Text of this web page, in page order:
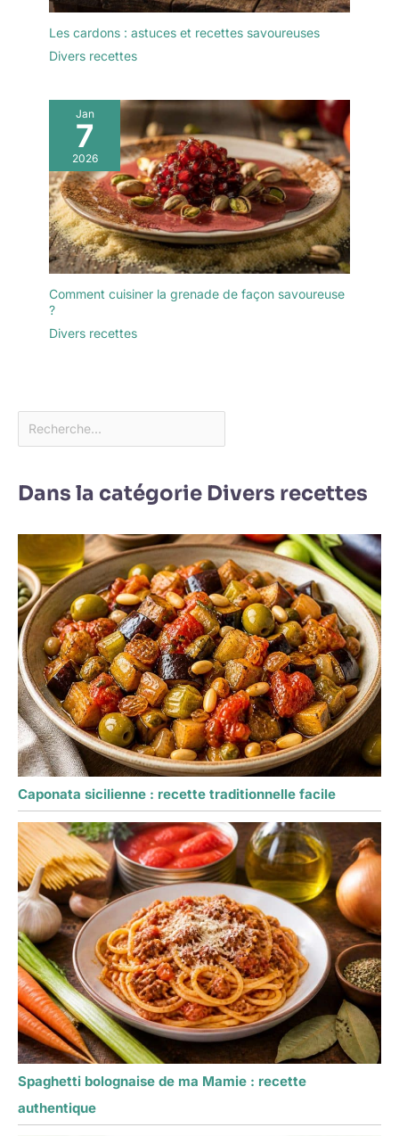
Les cardons : astuces et recettes savoureuses
Divers recettes
Jan
7
2026
Comment cuisiner la grenade de façon savoureuse
?
Divers recettes
Dans la catégorie Divers recettes
Caponata sicilienne : recette traditionnelle facile
Spaghetti bolognaise de ma Mamie : recette
authentique